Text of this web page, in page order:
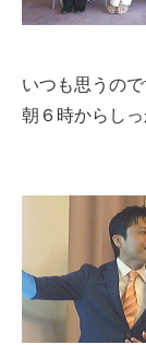
いつも思うの
朝６時からし